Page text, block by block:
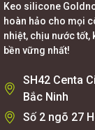
Keo silicone
hoàn hảo cho mọi
nhiệt, chịu nước tốt,
bền vững nhất!
SH42 Centa
Bắc Ninh
Số 2 ngõ 27